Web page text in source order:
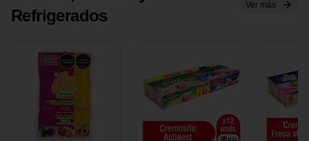
Refrigerados
Ver más